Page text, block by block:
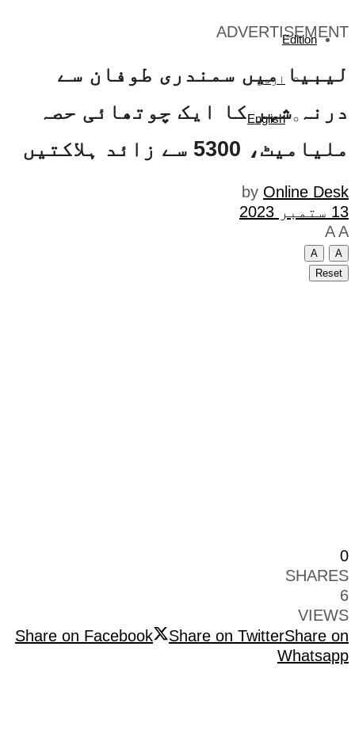
Edition
اردو
English
ADVERTISEMENT
لیبیا میں سمندری طوفان سے
درنہ شہر کا ایک چوتھائی حصہ
ملیامیٹ، 5300 سے زائد ہلاکتیں
by Online Desk
13 ستمبر 2023
A A
A
A
Reset
0
SHARES
6
VIEWS
Share on Facebook
Share on TwitterShare on
Whatsapp